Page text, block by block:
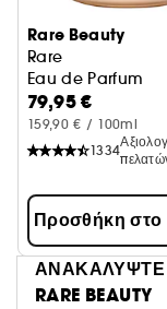
Rare Beauty
Rare
Eau de Parfum
79,95 €
159,90 € / 100ml
1334
Προσθήκη στο
RARE BEAUTY